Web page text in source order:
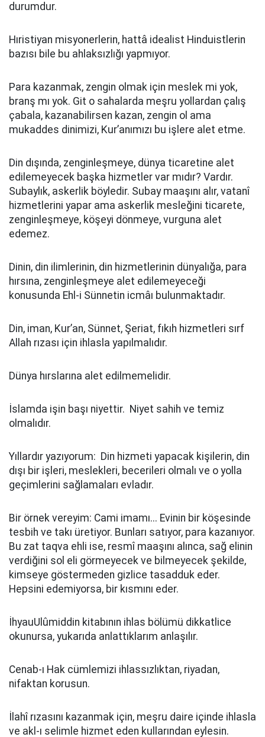
durumdur.
Hıristiyan misyonerlerin, hattâ idealist Hinduistlerin
bazısı bile bu ahlaksızlığı yapmıyor.
Para kazanmak, zengin olmak için meslek mi yok,
branş mı yok. Git o sahalarda meşru yollardan çalış
çabala, kazanabilirsen kazan, zengin ol ama
mukaddes dinimizi, Kur’anımızı bu işlere alet etme.
Din dışında, zenginleşmeye, dünya ticaretine alet
edilemeyecek başka hizmetler var mıdır? Vardır.
Subaylık, askerlik böyledir. Subay maaşını alır, vatanî
hizmetlerini yapar ama askerlik mesleğini ticarete,
zenginleşmeye, köşeyi dönmeye, vurguna alet
edemez.
Dinin, din ilimlerinin, din hizmetlerinin dünyalığa, para
hırsına, zenginleşmeye alet edilemeyeceği
konusunda Ehl-i Sünnetin icmâı bulunmaktadır.
Din, iman, Kur’an, Sünnet, Şeriat, fıkıh hizmetleri sırf
Allah rızası için ihlasla yapılmalıdır.
Dünya hırslarına alet edilmemelidir.
İslamda işin başı niyettir. Niyet sahih ve temiz
olmalıdır.
Yıllardır yazıyorum: Din hizmeti yapacak kişilerin, din
dışı bir işleri, meslekleri, becerileri olmalı ve o yolla
geçimlerini sağlamaları evladır.
Bir örnek vereyim: Cami imamı... Evinin bir köşesinde
tesbih ve takı üretiyor. Bunları satıyor, para kazanıyor.
Bu zat taqva ehli ise, resmî maaşını alınca, sağ elinin
verdiğini sol eli görmeyecek ve bilmeyecek şekilde,
kimseye göstermeden gizlice tasadduk eder.
Hepsini edemiyorsa, bir kısmını eder.
İhyauUlûmiddin kitabının ihlas bölümü dikkatlice
okunursa, yukarıda anlattıklarım anlaşılır.
Cenab-ı Hak cümlemizi ihlassızlıktan, riyadan,
nifaktan korusun.
İlahî rızasını kazanmak için, meşru daire içinde ihlasla
ve akl-ı selimle hizmet eden kullarından eylesin.